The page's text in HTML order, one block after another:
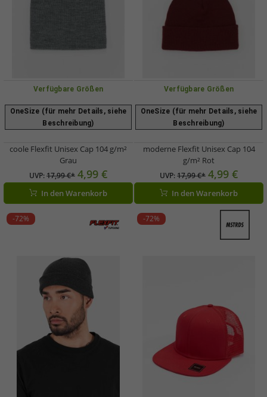
Verfügbare Größen
OneSize (für mehr Details, siehe
Beschreibung)
coole Flexfit Unisex Cap 104 g/m²
Grau
UVP:17,99 €* 4,99 €
In den Warenkorb
Verfügbare Größen
OneSize (für mehr Details, siehe
Beschreibung)
moderne Flexfit Unisex Cap 104
g/m² Rot
UVP:17,99 €* 4,99 €
In den Warenkorb
-72% -72%